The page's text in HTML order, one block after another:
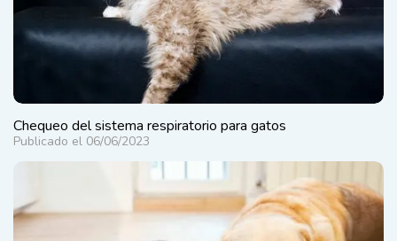
Chequeo del sistema respiratorio para gatos
Publicado el 06/06/2023